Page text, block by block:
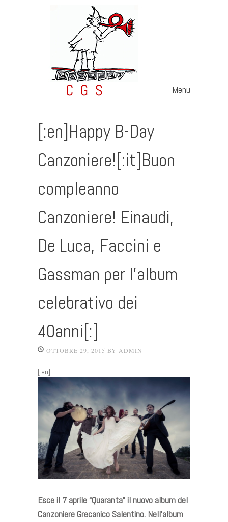
Menu
[:en]Happy B-Day
Canzoniere![:it]Buon
compleanno
Canzoniere! Einaudi,
De Luca, Faccini e
Gassman per l’album
celebrativo dei
40anni[:]
OTTOBRE 29, 2015 BY ADMIN
[:en]
Esce il 7 aprile “Quaranta” il nuovo album del
Canzoniere Grecanico Salentino. Nell’album